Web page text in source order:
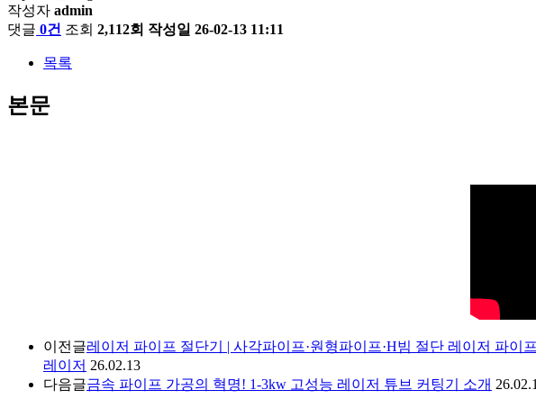
작성자 admin
댓글 0건 조회 2,112회 작성일 26-02-13 11:11
목록
본문
이전글레이저 파이프 절단기 | 사각파이프·원형파이프·H빔 절단 레이저 파
레이저 26.02.13
다음글금속 파이프 가공의 혁명! 1-3kw 고성능 레이저 튜브 커팅기 소개